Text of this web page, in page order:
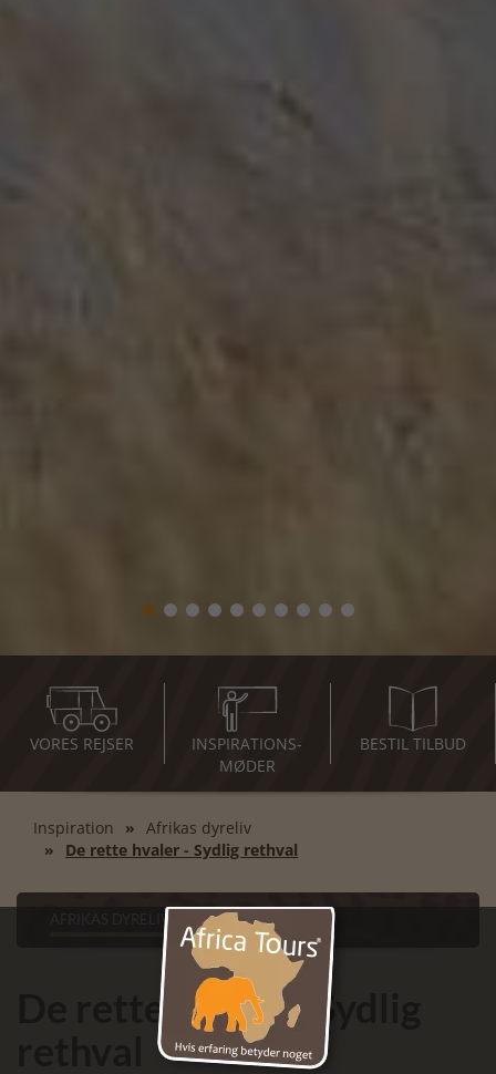
VORES REJSER
INSPIRATIONS-
MØDER
BESTIL TILBUD
Inspiration
Afrikas dyreliv
De rette hvaler - Sydlig rethval
AFRIKAS DYRELIV
De rette hvaler - Sydlig